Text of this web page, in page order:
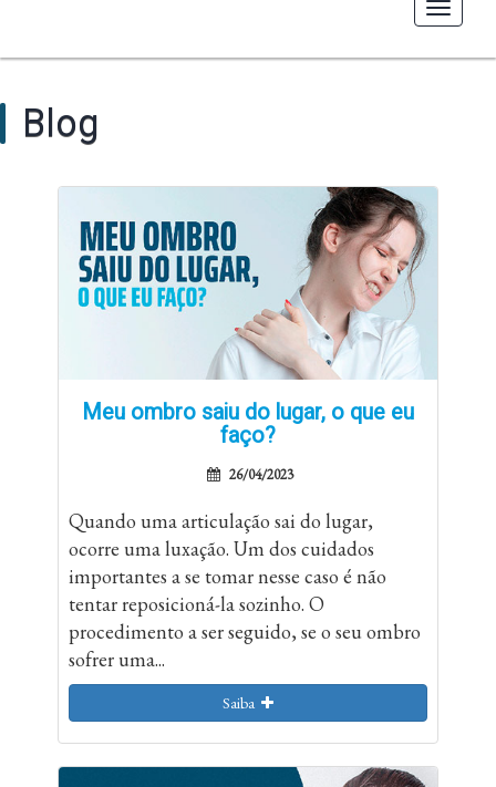
Toggle
Blog
Meu ombro saiu do lugar, o que eu
faço?
26/04/2023
Quando uma articulação sai do lugar,
ocorre uma luxação. Um dos cuidados
importantes a se tomar nesse caso é não
tentar reposicioná-la sozinho. O
procedimento a ser seguido, se o seu ombro
sofrer uma...
Saiba